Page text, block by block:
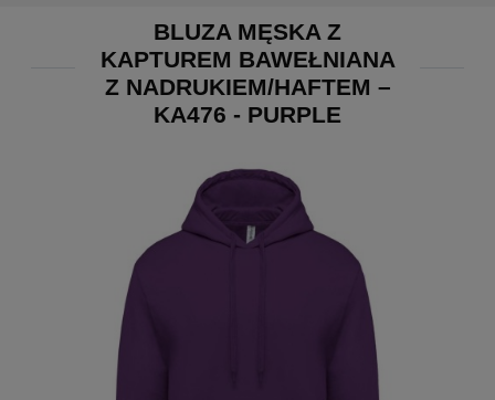
BLUZA MĘSKA Z
KAPTUREM BAWEŁNIANA
Z NADRUKIEM/HAFTEM –
KA476 - PURPLE